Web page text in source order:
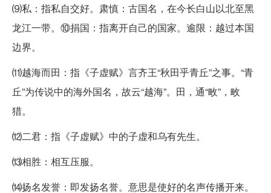
⑼私：指私自交好。肃慎：古国名，在今长白山以北至黑
龙江一带。⑩捐国：指离开自己的国家。逾限：越过本国
边界。
⑾越海而田：指《子虚赋》言齐王“秋田乎青丘”之事。“青
丘”为传说中的海外国名，故云“越海”。田，通“畋”，畋
猎。
⑿二君：指《子虚赋》中的子虚和乌有先生。
⒀相胜：相互压服。
⒁扬名发誉：即发扬名誉。意思是使好的名声传播开来。